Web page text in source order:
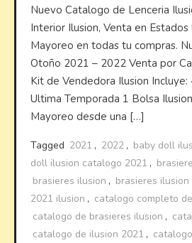
Nuevo Catalogo de Lenceria
Interior Ilusion, Venta en
Mayoreo en todas tu compras.
Otoño 2021 – 2022 Venta por
Kit de Vendedora Ilusion
Ultima Temporada 1 Bolsa
Mayoreo desde una […]
Tagged 2021 , 2022 , baby doll
doll ilusion catalogo 2021 ,
brasieres ilusion , brasieres ilusion
2021 ilusion , catalogo completo
catalogo de brasieres ilusion ,
catalogo de ilusion 2021 ,